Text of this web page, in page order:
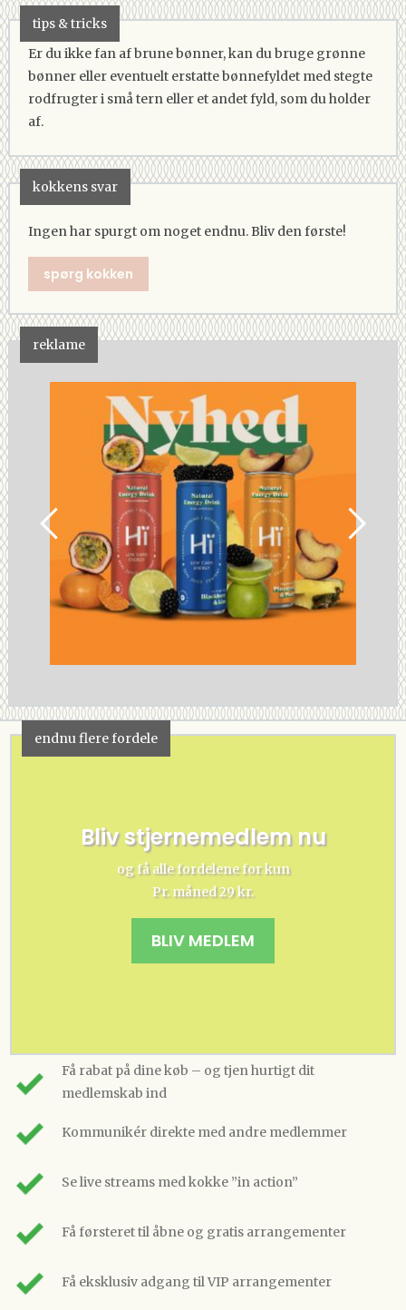
tips & tricks
Er du ikke fan af brune bønner, kan du bruge grønne
bønner eller eventuelt erstatte bønnefyldet med stegte
rodfrugter i små tern eller et andet fyld, som du holder
af.
kokkens svar
Ingen har spurgt om noget endnu. Bliv den første!
spørg kokken
reklame
endnu flere fordele
Bliv stjernemedlem nu
og få alle fordelene for kun
Pr. måned 29 kr.
BLIV MEDLEM
Få rabat på dine køb – og tjen hurtigt dit
medlemskab ind
Kommunikér direkte med andre medlemmer
Se live streams med kokke ”in action”
Få førsteret til åbne og gratis arrangementer
Få eksklusiv adgang til VIP arrangementer